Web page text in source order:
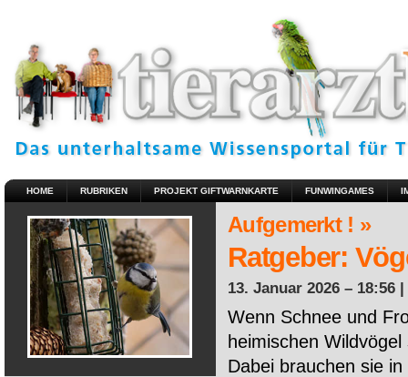
HOME RUBRIKEN PROJEKT GIFTWARNKARTE FUNWINGAMES
Aufgemerkt ! »
Ratgeber:
13. Januar 2026 – 18:56 |
Wenn Schnee und
heimischen
Dabei brauchen sie